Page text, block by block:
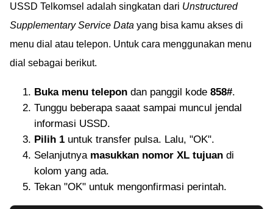
USSD Telkomsel adalah singkatan dari Unstructured
Supplementary Service Data yang bisa kamu akses di
menu dial atau telepon. Untuk cara menggunakan menu
dial sebagai berikut.
Buka menu telepon dan panggil kode 858#.
Tunggu beberapa saaat sampai muncul jendal
informasi USSD.
Pilih 1 untuk transfer pulsa. Lalu, "OK".
Selanjutnya masukkan nomor XL tujuan di
kolom yang ada.
Tekan "OK" untuk mengonfirmasi perintah.